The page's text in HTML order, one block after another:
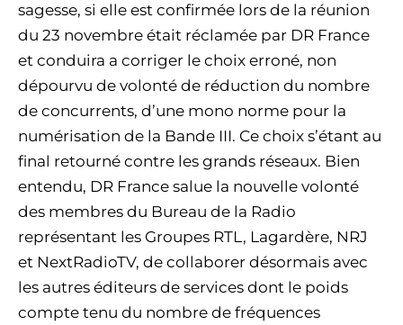
sagesse, si elle est confirmée lors de la réunion
du 23 novembre était réclamée par DR France
et conduira a corriger le choix erroné, non
dépourvu de volonté de réduction du nombre
de concurrents, d’une mono norme pour la
numérisation de la Bande III. Ce choix s’étant au
final retourné contre les grands réseaux. Bien
entendu, DR France salue la nouvelle volonté
des membres du Bureau de la Radio
représentant les Groupes RTL, Lagardère, NRJ
et NextRadioTV, de collaborer désormais avec
les autres éditeurs de services dont le poids
compte tenu du nombre de fréquences